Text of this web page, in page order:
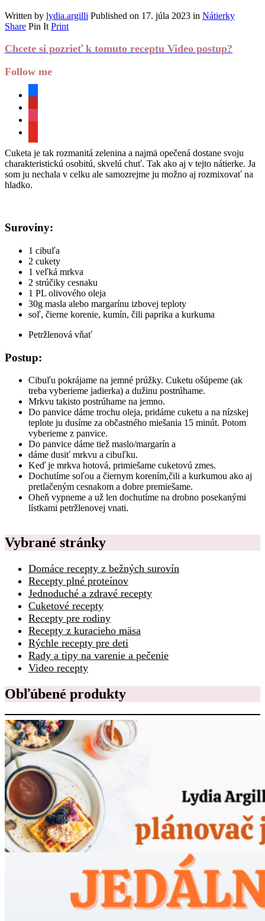
Written by lydia.argilli Published on 17. júla 2023 in Nátierky
Share Pin It Print
Chcete si pozrieť k tomuto receptu Video postup?
Follow me
Cuketa je tak rozmanitá zelenina a najmä opečená dostane svoju
charakteristickú osobitú, skvelú chuť. Tak ako aj v tejto nátierke. Ja
som ju nechala v celku ale samozrejme ju možno aj rozmixovať na
hladko.
Suroviny:
1 cibuľa
2 cukety
1 veľká mrkva
2 strúčiky cesnaku
1 PL olivového oleja
30g masla alebo margarínu izbovej teploty
soľ, čierne korenie, kumín, čili paprika a kurkuma
Petržlenová vňať
Postup:
Cibuľu pokrájame na jemné prúžky. Cuketu ošúpeme (ak
treba vyberieme jadierka) a dužinu postrúhame.
Mrkvu takisto postrúhame na jemno.
Do panvice dáme trochu oleja, pridáme cuketu a na nízskej
teplote ju dusíme za občastného miešania 15 minút. Potom
vyberieme z panvice.
Do panvice dáme tiež maslo/margarín a
dáme dusiť mrkvu a cibuľku.
Keď je mrkva hotová, primiešame cuketovú zmes.
Dochutíme soľou a čiernym korením,čili a kurkumou ako aj
pretlačeným cesnakom a dobre premiešame.
Oheň vypneme a už len dochutíme na drobno posekanými
lístkami petržlenovej vnati.
Vybrané stránky
Domáce recepty z bežných surovín
Recepty plné proteínov
Jednoduché a zdravé recepty
Cuketové recepty
Recepty pre rodiny
Recepty z kuracieho mäsa
Rýchle recepty pre deti
Rady a tipy na varenie a pečenie
Video recepty
Obľúbené produkty